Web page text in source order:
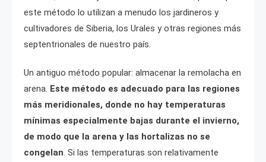
este método lo utilizan a menudo los jardineros y
cultivadores de Siberia, los Urales y otras regiones más
septentrionales de nuestro país.
Un antiguo método popular: almacenar la remolacha en
arena. Este método es adecuado para las regiones
más meridionales, donde no hay temperaturas
mínimas especialmente bajas durante el invierno,
de modo que la arena y las hortalizas no se
congelan. Si las temperaturas son relativamente